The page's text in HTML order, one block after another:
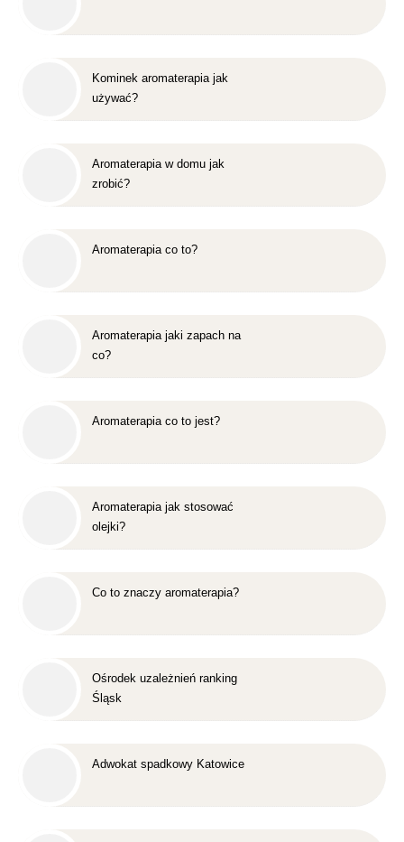
Kominek aromaterapia jak
używać?
Aromaterapia w domu jak
zrobić?
Aromaterapia co to?
Aromaterapia jaki zapach na
co?
Aromaterapia co to jest?
Aromaterapia jak stosować
olejki?
Co to znaczy aromaterapia?
Ośrodek uzależnień ranking
Śląsk
Adwokat spadkowy Katowice